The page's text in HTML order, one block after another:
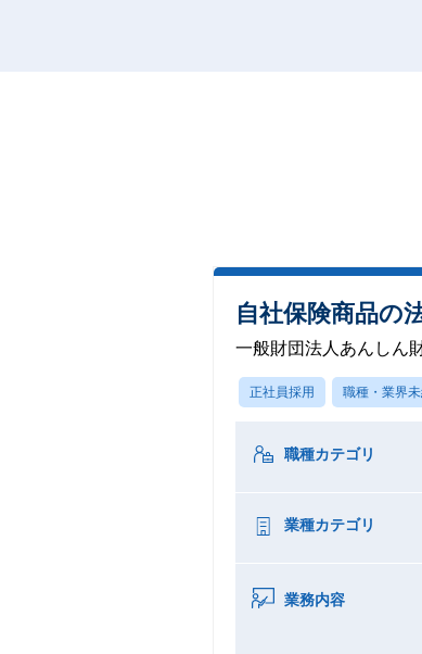
自社保険商品の
一般財団法人あんしん
正社員採用 職種・業界
職種カテゴリ
業種カテゴリ
業務内容